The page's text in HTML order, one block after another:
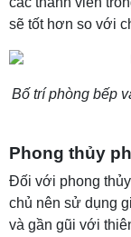
sẽ tốt hơn so với
Bố trí phòng bếp
Phong thủy
Đối với phong
chủ nên sử dụng
và gần gũi với